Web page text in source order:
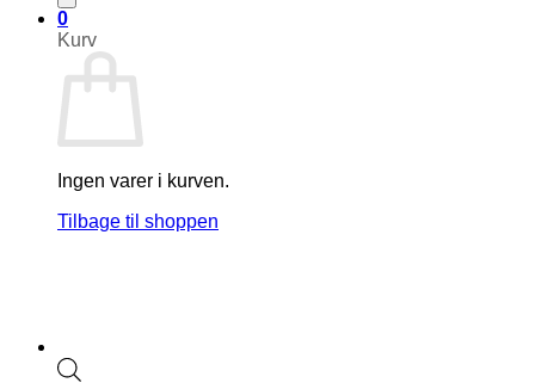
0
Kurv
Ingen varer i kurven.
Tilbage til shoppen